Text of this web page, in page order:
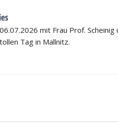
mit Frau Prof. Scheinig
Tag in Mallnitz.